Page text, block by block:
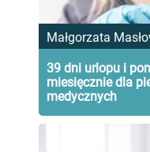
Małgorzata
39 dni urlopu i
miesięcznie dla
medycznych